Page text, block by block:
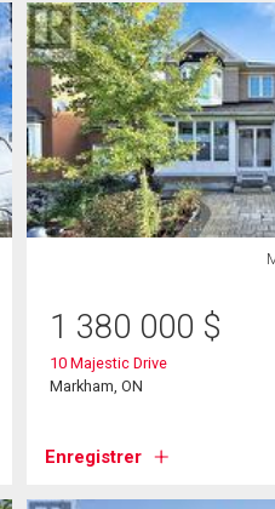
1 380 000 $
10 Majestic Drive
Markham, ON
Enregistrer